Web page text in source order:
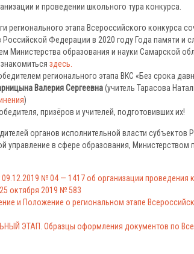
и проведении школьного тура конкурса.
регионального этапа Всероссийского конкурса
Федерации в 2020 году Года памяти и
Министерства образования и науки Самарской
здесь.
регионального этапа ВКС «Без срока
Валерия Сергеевна(учитель Тарасова
)
призёров и учителей, подготовивших их!
органов исполнительной власти
управление в сфере образования,
№ 04 — 1417 об организации проведения
октября 2019 № 583
и Положение о региональном этапе
ЭТАП. Образцы оформления документов по